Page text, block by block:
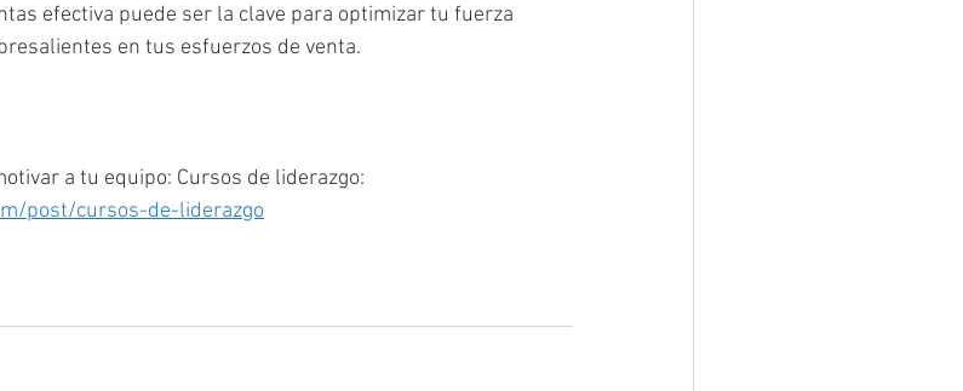
efectiva puede ser la clave para optimizar tu fuerza
en tus esfuerzos de venta.
a tu equipo: Cursos de liderazgo:
post/cursos-de-liderazgo